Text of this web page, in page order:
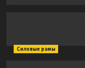
Силовые рамы